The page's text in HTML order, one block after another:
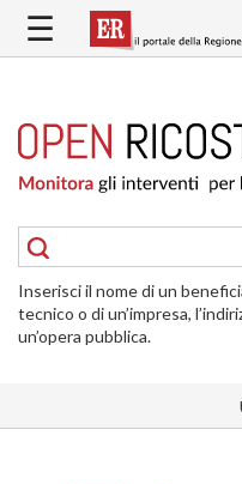
contenuto
RICOSTRUZIONE
PUBBLICA
DELLE
ABITAZIONI
RICOSTRUZIONE
ATTIVITÀ
INTERVENTI
☰
Inserisci il nome di un
tecnico o di un’impresa,
un’opera pubblica.